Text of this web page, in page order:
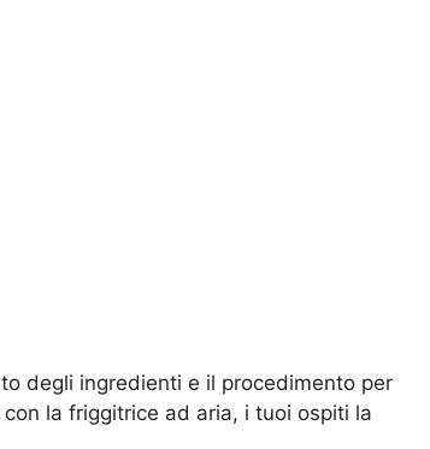
degli ingredienti e il procedimento per
con la friggitrice ad aria, i tuoi ospiti la